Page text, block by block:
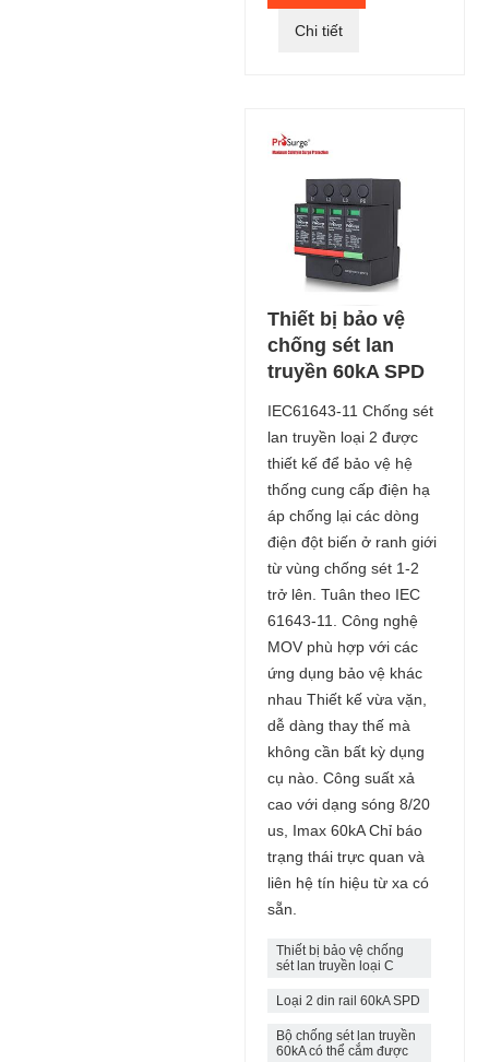
Chi tiết
Thiết bị bảo vệ
chống sét lan
truyền 60kA SPD
IEC61643-11 Chống sét
lan truyền loại 2 được
thiết kế để bảo vệ hệ
thống cung cấp điện hạ
áp chống lại các dòng
điện đột biến ở ranh giới
từ vùng chống sét 1-2
trở lên. Tuân theo IEC
61643-11. Công nghệ
MOV phù hợp với các
ứng dụng bảo vệ khác
nhau Thiết kế vừa vặn,
dễ dàng thay thế mà
không cần bất kỳ dụng
cụ nào. Công suất xả
cao với dạng sóng 8/20
us, Imax 60kA Chỉ báo
trạng thái trực quan và
liên hệ tín hiệu từ xa có
sẵn.
Thiết bị bảo vệ chống
sét lan truyền loại C
Loại 2 din rail 60kA SPD
Bộ chống sét lan truyền
60kA có thể cắm được